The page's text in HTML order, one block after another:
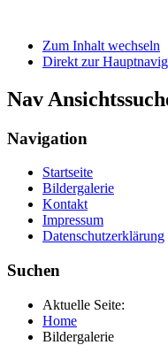
Zum Inhalt wechseln
Direkt zur
Nav
Navigation
Startseite
Bildergalerie
Kontakt
Impressum
Datenschutzerklärung
Suchen
Aktuelle Seite:
Home
Bildergalerie